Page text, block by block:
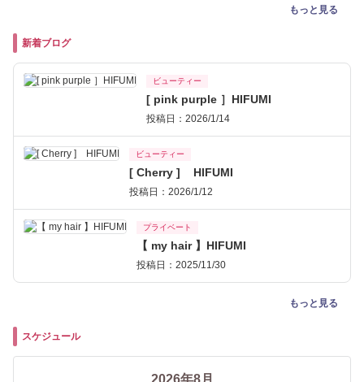
もっと見る
新着ブログ
ビューティー
[ pink purple ］HIFUMI
投稿日：2026/1/14
ビューティー
[ Cherry ] HIFUMI
投稿日：2026/1/12
プライベート
【 my hair 】HIFUMI
投稿日：2025/11/30
もっと見る
スケジュール
2026年8月